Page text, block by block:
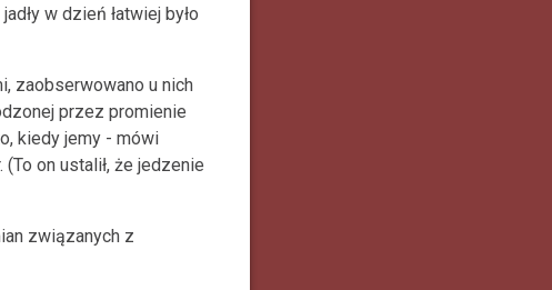
w dzień łatwiej było
zaobserwowano u nich
przez promienie
kiedy jemy - mówi
on ustalił, że jedzenie
związanych z